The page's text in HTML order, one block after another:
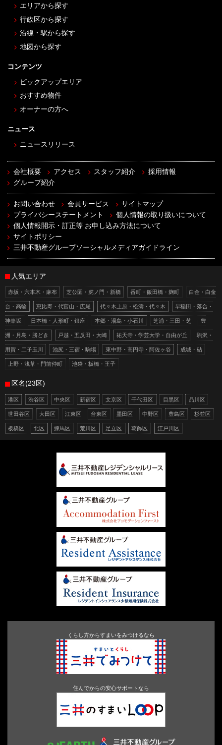
エリアから探す
行政区から探す
沿線・駅から探す
地図から探す
コンテンツ
ピックアップエリア
おすすめ物件
オーナーの方へ
ニュース
ニュースリリース
会社概要 アクセス スタッフ紹介
採用情報
グループ紹介
お問い合わせ 会員サービス
サイトマップ
プライバシーステートメント
個人情報の取り扱いについて
個人情報開示・訂正等 お申し込み方法について
サイトポリシー
三井不動産グループソーシャルメディアガイドライン
人気エリア
赤坂・六本木・麻布 芝公園・虎ノ門・新橋 番町・飯田橋・麹町 白金・白金
台・高輪 恵比寿・代官山・広尾 代々木上原・松濤・代々木 早稲田・落合・
神楽坂 日本橋・人形町・銀座 本郷・湯島・小石川 芝浦・三田・芝 豊
洲・月島・勝どき 戸越・五反田・大崎 祐天寺・学芸大学・自由が丘 駒沢・
用賀・二子玉川 池尻・三宿・駒場 東中野・高円寺・阿佐ヶ谷 成城・砧
上野・浅草・門前仲町 池袋・板橋・王子
区名(23区)
港区 渋谷区 中央区 新宿区 文京区 千代田区 目黒区 品川区
世田谷区 大田区 江東区 台東区 墨田区 中野区 豊島区 杉並区
板橋区 北区 練馬区 荒川区 足立区 葛飾区 江戸川区
くらし方からすまいをみつけるなら
住んでからの安心サポートなら